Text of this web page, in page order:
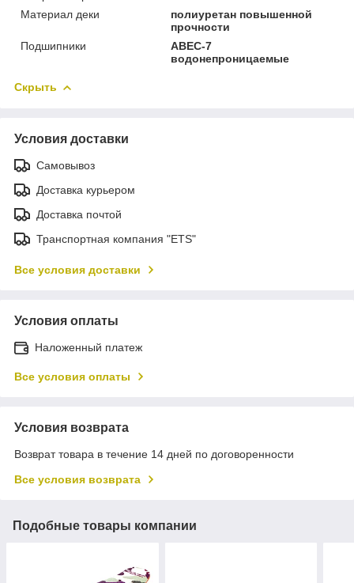
Материал деки
полиуретан повышенной
прочности
Подшипники
ABEC-7
водонепроницаемые
Скрыть
Условия доставки
Самовывоз
Доставка курьером
Доставка почтой
Транспортная компания "ETS"
Все условия доставки
Условия оплаты
Наложенный платеж
Все условия оплаты
Условия возврата
Возврат товара в течение 14 дней по договоренности
Все условия возврата
Подобные товары компании